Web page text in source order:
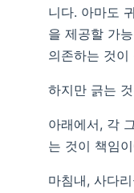
니다. 아마도
을 제공할 가
의존하는 것이
하지만 긁는
아래에서, 각
는 것이 책임
마침내, 사다